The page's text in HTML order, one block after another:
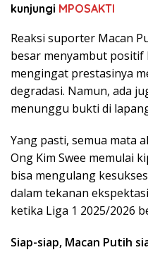
kunjungi MPOSAKTI
Reaksi suporter Macan
besar menyambut positif
mengingat prestasinya
degradasi. Namun, ada
menunggu bukti di
Yang pasti, semua mata
Ong Kim Swee memulai
bisa mengulang
dalam tekanan
ketika Liga 1 2025/2026
Siap-siap, Macan Putih